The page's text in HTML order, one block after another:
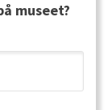
museet?